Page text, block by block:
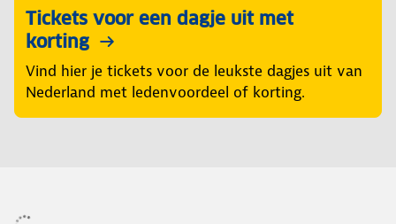
Tickets voor een dagje uit met
korting
Vind hier je tickets voor de leukste dagjes uit van
Nederland met ledenvoordeel of korting.